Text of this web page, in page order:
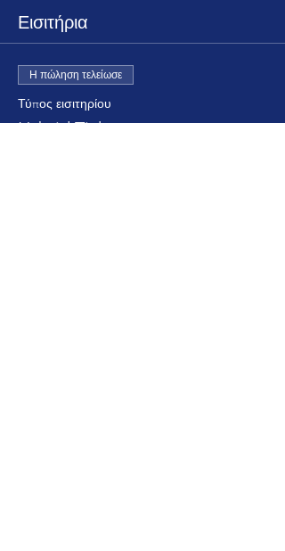
Εισιτήρια
Η πώληση τελείωσε
Τύπος εισιτηρίου
Hybrid Ticket